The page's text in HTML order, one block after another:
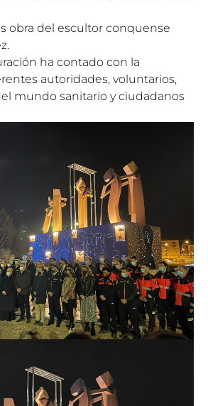
obra del escultor conquense
ha contado con la
autoridades, voluntarios,
mundo sanitario y ciudadanos